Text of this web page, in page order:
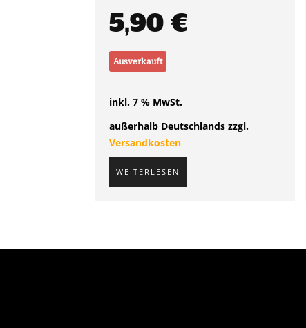
5,90 €
Ausverkauft
inkl. 7 % MwSt.
außerhalb Deutschlands zzgl.
Versandkosten
WEITERLESEN